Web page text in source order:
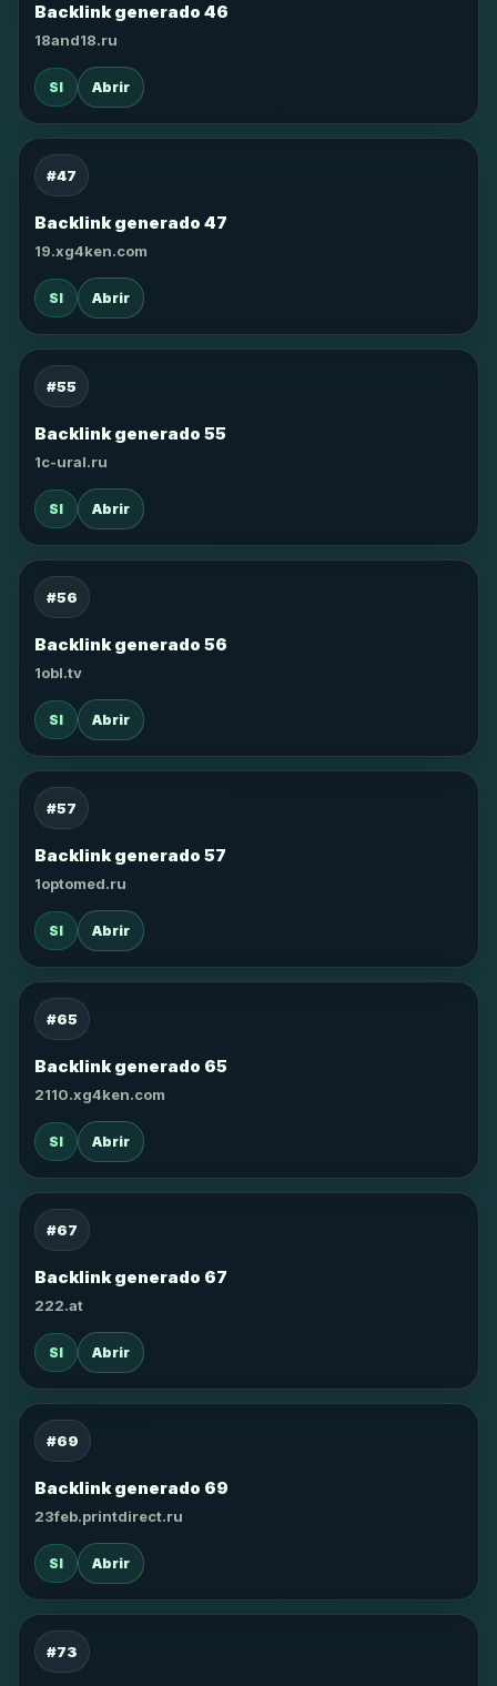
Backlink generado 46
18and18.ru
SI Abrir
#47
Backlink generado 47
19.xg4ken.com
SI Abrir
#55
Backlink generado 55
1c-ural.ru
SI Abrir
#56
Backlink generado 56
1obl.tv
SI Abrir
#57
Backlink generado 57
1optomed.ru
SI Abrir
#65
Backlink generado 65
2110.xg4ken.com
SI Abrir
#67
Backlink generado 67
222.at
SI Abrir
#69
Backlink generado 69
23feb.printdirect.ru
SI Abrir
#73